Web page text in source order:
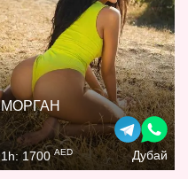
МОРГАН
1h: 1700AED Дубай